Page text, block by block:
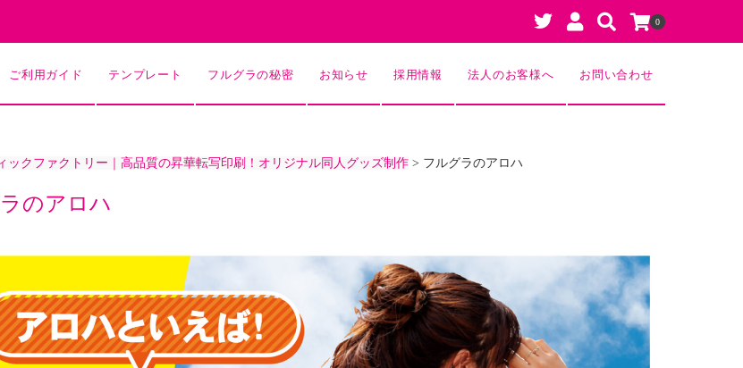
0
ご利用ガイド テンプレート フルグラの秘密 お知らせ 採用情報 法人のお客様へ お問い合わせ
ックファクトリー｜高品質の昇華転写印刷！オリジナル同人グッズ制作 > フルグラのアロハ
のアロハ